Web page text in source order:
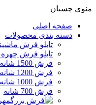
منوی چسبان
صفحه اصلی
دسته بندی محصولات
تابلو فرش
تابلو فرش
فرش 1500 شانه
فرش 1200 شانه
فرش 1000 شانه
فرش 700 شانه